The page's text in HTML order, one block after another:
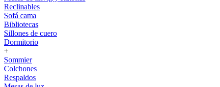
Reclinables
Sofá cama
Bibliotecas
Sillones de cuero
Dormitorio
+
Sommier
Colchones
Respaldos